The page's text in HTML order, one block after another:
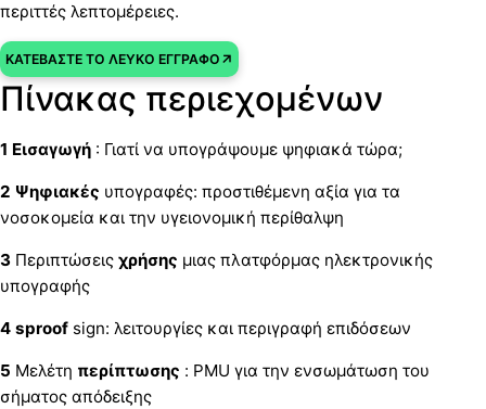
περιττές λεπτομέρειες.
ΚΑΤΕΒΆΣΤΕ ΤΟ ΛΕΥΚΌ ΈΓΓΡΑΦΟ
Πίνακας περιεχομένων
1 Εισαγωγή : Γιατί να υπογράψουμε ψηφιακά τώρα;
2 Ψηφιακές υπογραφές: προστιθέμενη αξία για τα
νοσοκομεία και την υγειονομική περίθαλψη
3 Περιπτώσεις χρήσης μιας πλατφόρμας ηλεκτρονικής
υπογραφής
4 sproof sign: λειτουργίες και περιγραφή επιδόσεων
5 Μελέτη περίπτωσης : PMU για την ενσωμάτωση του
σήματος απόδειξης